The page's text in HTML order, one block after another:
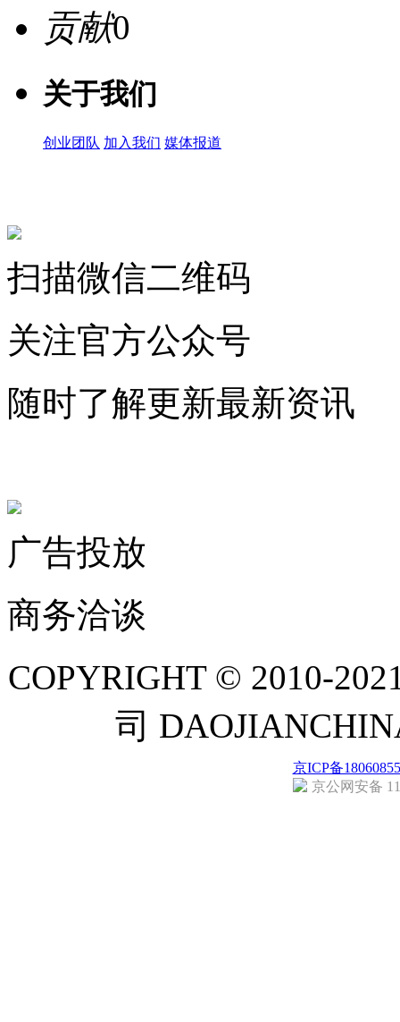
贡献0
关于我们
创业团队 加入我们 媒体报道
扫描微信二维码
关注官方公众号
随时了解更新最新资讯
广告投放
商务洽谈
COPYRIGHT © 2010-
司
京ICP备
京公网安备